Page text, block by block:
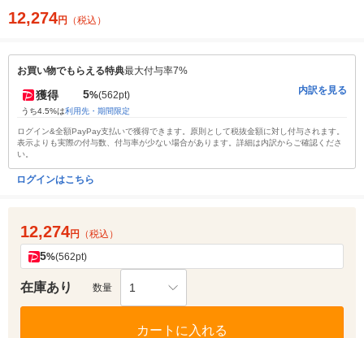
12,274円 （税込）
お買い物でもらえる特典最大付与率7%
獲得 5%(562pt)
うち4.5%は利用先・期間限定
内訳を見る
ログイン&全額PayPay支払いで獲得できます。原則として税抜金額に対し付与されます。
表示よりも実際の付与数、付与率が少ない場合があります。詳細は内訳からご確認くださ
い。
ログインはこちら
12,274円 （税込）
5%(562pt)
在庫あり 数量 1
カートに入れる